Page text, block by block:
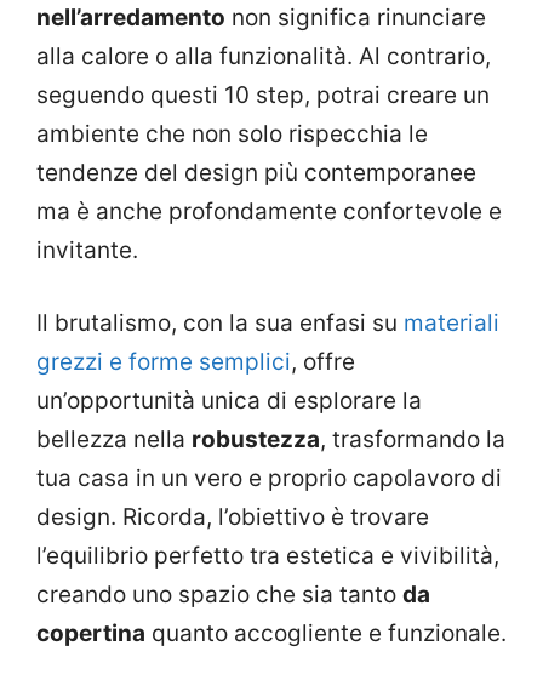
nell’arredamento non significa rinunciare
alla calore o alla funzionalità. Al contrario,
seguendo questi 10 step, potrai creare un
ambiente che non solo rispecchia le
tendenze del design più contemporanee
ma è anche profondamente confortevole e
invitante.
Il brutalismo, con la sua enfasi su materiali
grezzi e forme semplici, offre
un’opportunità unica di esplorare la
bellezza nella robustezza, trasformando la
tua casa in un vero e proprio capolavoro di
design. Ricorda, l’obiettivo è trovare
l’equilibrio perfetto tra estetica e vivibilità,
creando uno spazio che sia tanto da
copertina quanto accogliente e funzionale.